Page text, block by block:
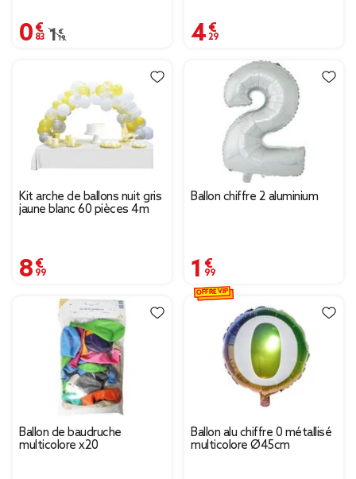
0,83 €
Prix remisé de 1,19 € à 0,83 €
1,19 €
4,29 €
Kit arche de ballons nuit gris
jaune blanc 60 pièces 4m
8,99 €
Ballon chiffre 2 aluminium
1,99 €
Ballon de baudruche
multicolore x20
Ballon alu chiffre 0 métallisé
multicolore Ø45cm
OFFRE VIP